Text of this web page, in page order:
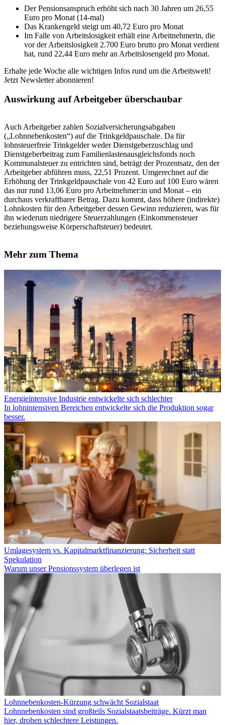
Der Pensionsanspruch erhöht sich nach 30 Jahren um 26,55
Euro pro Monat (14-mal)
Das Krankengeld steigt um 40,72 Euro pro Monat
Im Falle von Arbeitslosigkeit erhält eine Arbeitnehmerin, die
vor der Arbeitslosigkeit 2.700 Euro brutto pro Monat verdient
hat, rund 22,44 Euro mehr an Arbeitslosengeld pro Monat.
Erhalte jede Woche alle wichtigen Infos rund um die Arbeitswelt!
Jetzt Newsletter abonnieren!
Auswirkung auf Arbeitgeber überschaubar
Auch Arbeitgeber zahlen Sozialversicherungsabgaben
(„Lohnnebenkosten“) auf die Trinkgeldpauschale. Da für
lohnsteuerfreie Trinkgelder weder Dienstgeberzuschlag und
Dienstgeberbeitrag zum Familienlastenausgleichsfonds noch
Kommunalsteuer zu entrichten sind, beträgt der Prozentsatz, den der
Arbeitgeber abführen muss, 22,51 Prozent. Umgerechnet auf die
Erhöhung der Trinkgeldpauschale von 42 Euro auf 100 Euro wären
das nur rund 13,06 Euro pro Arbeitnehmer:in und Monat – ein
durchaus verkraftbarer Betrag. Dazu kommt, dass höhere (indirekte)
Lohnkosten für den Arbeitgeber dessen Gewinn reduzieren, was für
ihn wiederum niedrigere Steuerzahlungen (Einkommensteuer
beziehungsweise Körperschaftsteuer) bedeutet.
Mehr zum Thema
Energieintensive Industrie entwickelte sich schlechter
In lohnintensiven Bereichen entwickelte sich die Produktion sogar
besser.
Umlagesystem vs. Kapitalmarktfinanzierung: Sicherheit statt
Spekulation
Warum unser Pensionssystem überlegen ist
Lohnnebenkosten-Kürzung schwächt Sozialstaat
Lohnnebenkosten sind großteils Sozialstaatsbeiträge. Kürzt man
hier, drohen schlechtere Leistungen.